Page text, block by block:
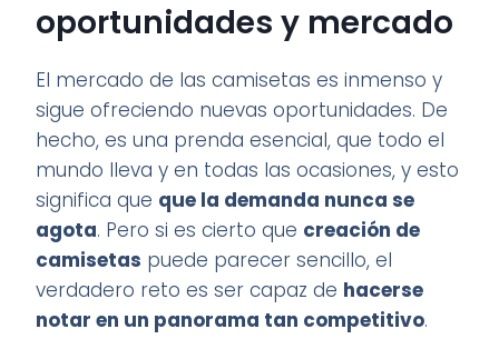
oportunidades y mercado
El mercado de las camisetas es inmenso y
sigue ofreciendo nuevas oportunidades. De
hecho, es una prenda esencial, que todo el
mundo lleva y en todas las ocasiones, y esto
significa que que la demanda nunca se
agota. Pero si es cierto que creación de
camisetas puede parecer sencillo, el
verdadero reto es ser capaz de hacerse
notar en un panorama tan competitivo.